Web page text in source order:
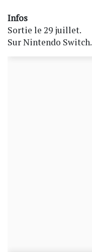
Infos
Sortie le 29 juillet.
Sur Nintendo Switch.